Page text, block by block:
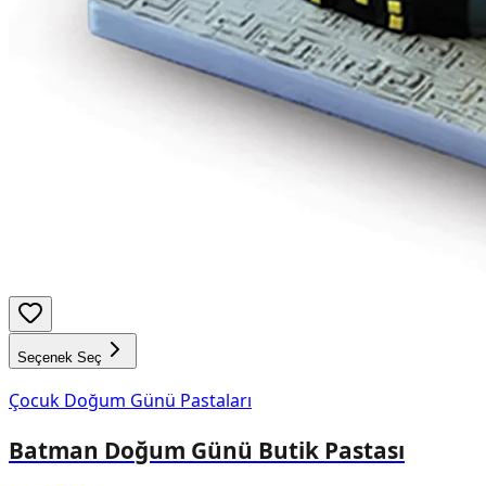
Seçenek Seç
Çocuk Doğum Günü Pastaları
Batman Doğum Günü Butik Pastası